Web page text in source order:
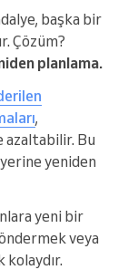
başka bir
Çözüm?
planlama.
,
azaltabilir. Bu
yeniden
yeni bir
veya